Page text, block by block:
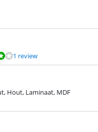
1 review
Hout, Laminaat, MDF